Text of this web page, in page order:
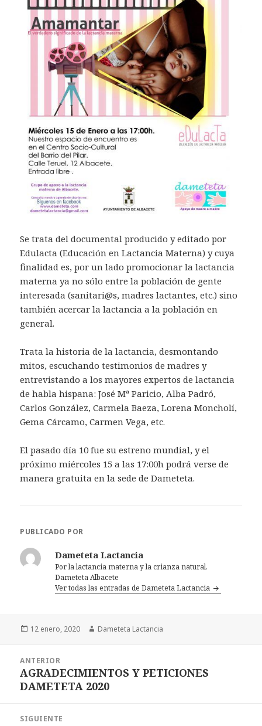
Se trata del documental producido y editado por
Edulacta (Educación en Lactancia Materna) y cuya
finalidad es, por un lado promocionar la lactancia
materna ya no sólo entre la población de gente
interesada (sanitari@s, madres lactantes, etc.) sino
también acercar la lactancia a la población en
general.
Trata la historia de la lactancia, desmontando
mitos, escuchando testimonios de madres y
entrevistando a los mayores expertos de lactancia
de habla hispana: José Mª Paricio, Alba Padró,
Carlos González, Carmela Baeza, Lorena Moncholí,
Gema Cárcamo, Carmen Vega, etc.
El pasado día 10 fue su estreno mundial, y el
próximo miércoles 15 a las 17:00h podrá verse de
manera gratuita en la sede de Dameteta.
PUBLICADO POR
Dameteta Lactancia
Por la lactancia materna y la crianza natural.
Dameteta Albacete
Ver todas las entradas de Dameteta Lactancia
Publicado
12 enero, 2020 Autor
Dameteta Lactancia
entradas
ANTERIOR
Entrada
anterior:
AGRADECIMIENTOS Y PETICIONES
DAMETETA 2020
SIGUIENTE